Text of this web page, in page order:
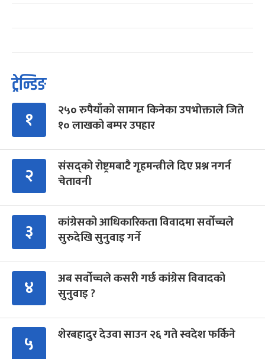
ट्रेन्डिङ
१
२५० रुपैयाँको सामान किनेका उपभोक्ताले जिते
१० लाखको बम्पर उपहार
२
संसद्को रोष्ट्रमबाटै गृहमन्त्रीले दिए प्रश्न नगर्न
चेतावनी
३
कांग्रेसको आधिकारिकता विवादमा सर्वोच्चले
सुरुदेखि सुनुवाइ गर्ने
४
अब सर्वोच्चले कसरी गर्छ कांग्रेस विवादको
सुनुवाइ ?
५ शेरबहादुर देउवा साउन २६ गते स्वदेश फर्किने